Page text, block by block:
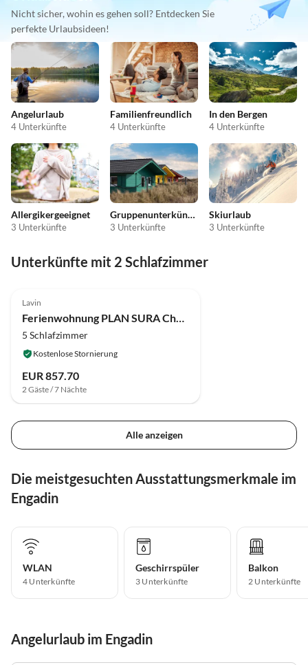
Nicht sicher, wohin es gehen soll? Entdecken Sie
perfekte Urlaubsideen!
Angelurlaub
4 Unterkünfte
Familienfreundlich
4 Unterkünfte
In den Bergen
4 Unterkünfte
Allergikergeeignet
3 Unterkünfte
Gruppenunterkünfte
3 Unterkünfte
Skiurlaub
3 Unterkünfte
Unterkünfte mit 2 Schlafzimmer
Lavin
5 Schlafzimmer
Kostenlose Stornierung
EUR 857.70
2 Gäste / 7 Nächte
Alle anzeigen
Die meistgesuchten Ausstattungsmerkmale im
Engadin
WLAN
4 Unterkünfte
Geschirrspüler
3 Unterkünfte
Balkon
2 Unterkünfte
Angelurlaub im Engadin